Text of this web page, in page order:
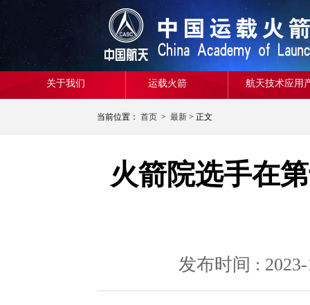
关于我们 运载火箭 航天技术应用
当前位置： 首页 > 最新 > 正文
火箭院选手在
发布时间 :